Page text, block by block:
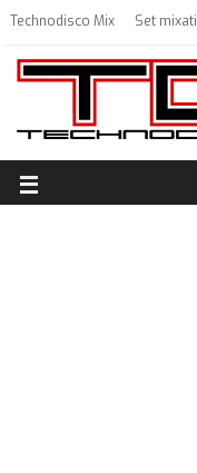
Technodisco Mix Set mixati